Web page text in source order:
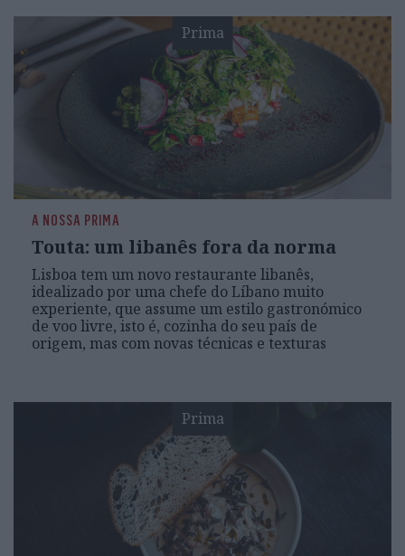
Prima
A NOSSA PRIMA
Touta: um libanês fora da norma
Lisboa tem um novo restaurante libanês,
idealizado por uma chefe do Líbano muito
experiente, que assume um estilo gastronómico
de voo livre, isto é, cozinha do seu país de
origem, mas com novas técnicas e texturas
Prima